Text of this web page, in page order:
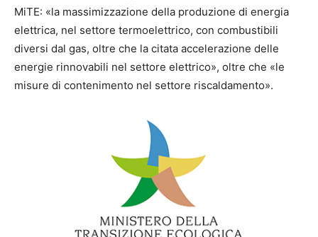
MiTE: «la massimizzazione della produzione di energia
elettrica, nel settore termoelettrico, con combustibili
diversi dal gas, oltre che la citata accelerazione delle
energie rinnovabili nel settore elettrico», oltre che «le
misure di contenimento nel settore riscaldamento».